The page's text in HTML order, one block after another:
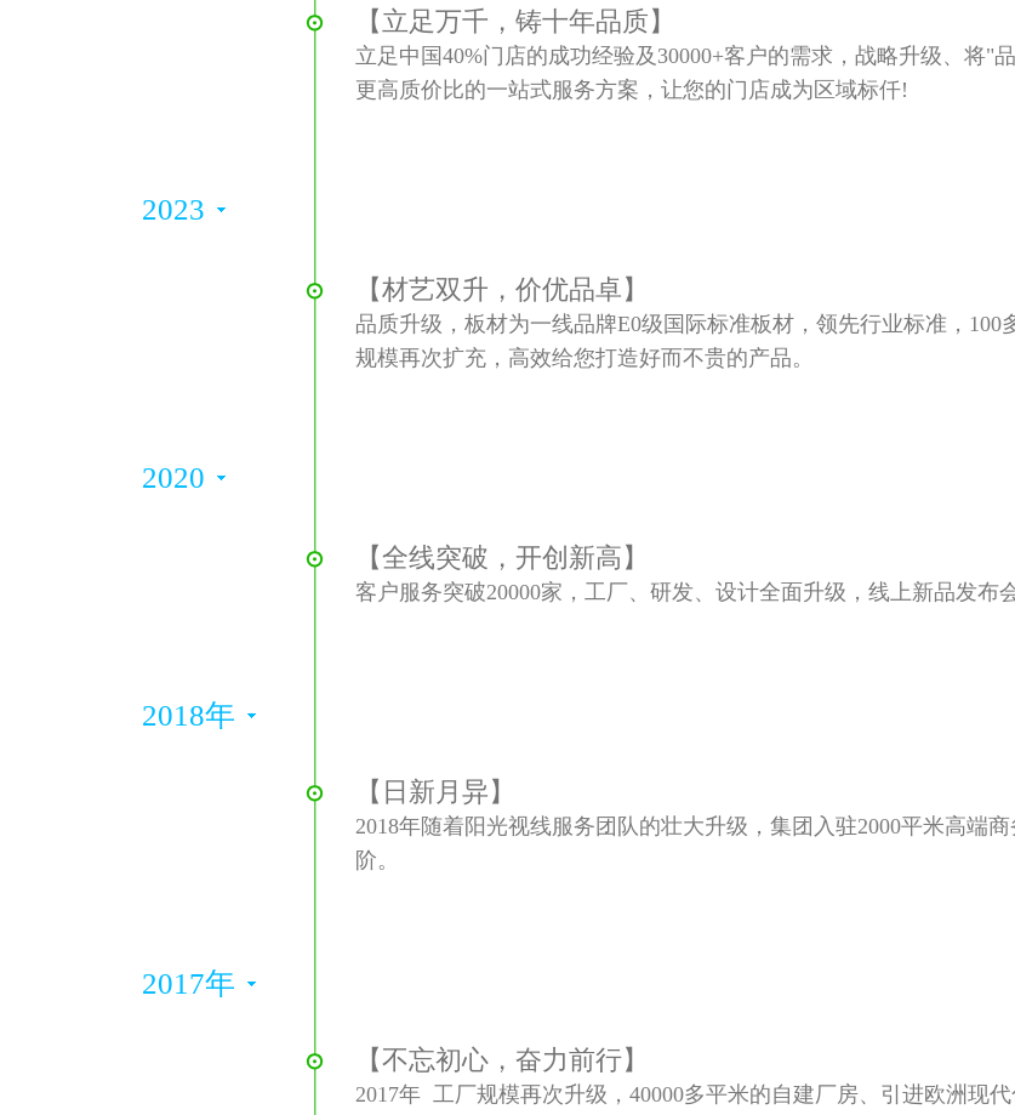
【立足万千，铸十年品质】
立足中国40%门店的成功经验及30000+客户的需求，战略升级、将"
更高质价比的一站式服务方案，让您的门店成为区域标仟!
2023
【材艺双升，价优品卓】
品质升级，板材为一线品牌E0级国际标准板材，领先行业标准，100
规模再次扩充，高效给您打造好而不贵的产品。
2020
【全线突破，开创新高】
客户服务突破20000家，工厂、研发、设计全面升级，线上新品发布
2018年
【日新月异】
2018年随着阳光视线服务团队的壮大升级，集团入驻2000平米高端
阶。
2017年
【不忘初心，奋力前行】
2017年 工厂规模再次升级，40000多平米的自建厂房、引进欧洲现